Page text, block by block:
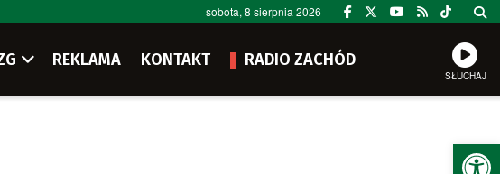
sobota, 8 sierpnia 2026
REKLAMA KONTAKT RADIO ZACHÓD
SŁUCHAJ